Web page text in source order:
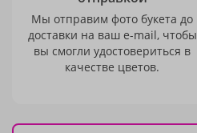
Мы отправим фото букета до
доставки на ваш e-mail, чтобы
вы смогли удостовериться в
качестве цветов.